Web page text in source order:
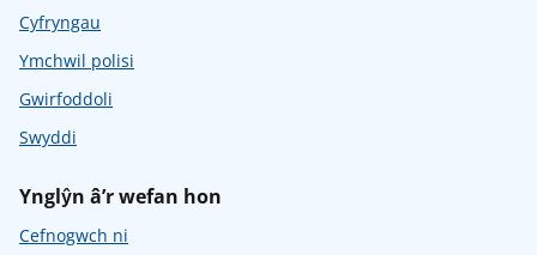
Cyfryngau
Ymchwil polisi
Gwirfoddoli
Swyddi
Ynglŷn â’r wefan hon
Cefnogwch ni